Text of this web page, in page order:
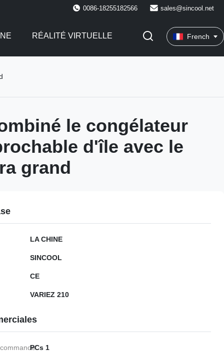
0086-18255182566 sales@sincool.net
RÉALITÉ VIRTUELLE French
le congélateur
d'île avec le
grand
LA CHINE
SINCOOL
CE
VARIEZ 210
PCs 1